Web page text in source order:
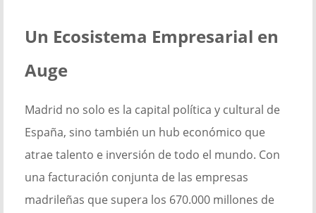
Un Ecosistema Empresarial en
Auge
Madrid no solo es la capital política y cultural de
España, sino también un hub económico que
atrae talento e inversión de todo el mundo. Con
una facturación conjunta de las empresas
madrileñas que supera los 670.000 millones de